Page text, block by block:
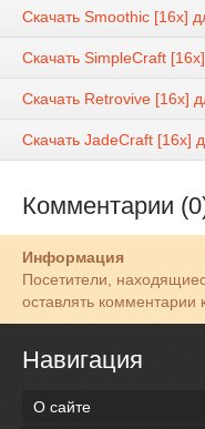
Скачать Smoothic [16x]
Скачать SimpleCraft
Скачать Retrovive [16x]
Скачать JadeCraft [16x]
Комментарии
Информация
Посетители,
оставлять комментарии
Навигация
О сайте